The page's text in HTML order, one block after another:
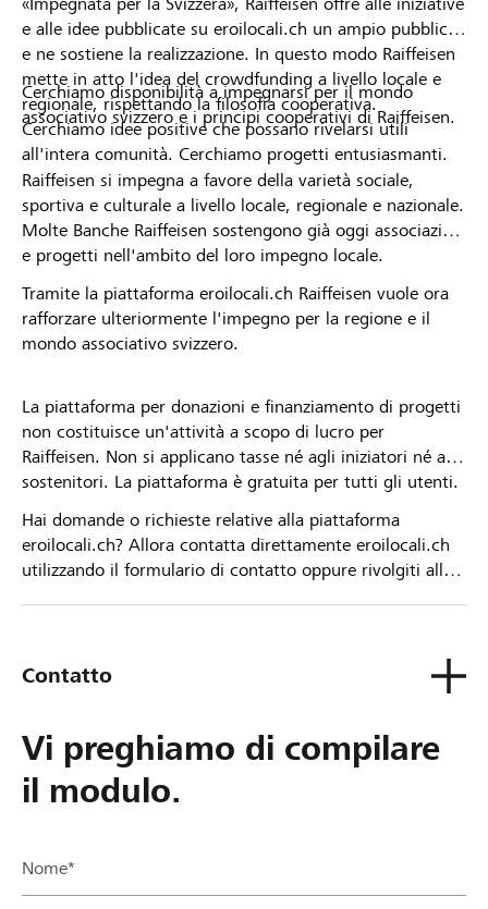
e alle idee pubblicate su eroilocali.ch un ampio pubblico
e ne sostiene la realizzazione. In questo modo Raiffeisen
mette in atto l'idea del crowdfunding a livello locale e
regionale, rispettando la filosofia cooperativa.
Cerchiamo idee positive che possano rivelarsi utili
all'intera comunità. Cerchiamo progetti entusiasmanti.
Cerchiamo disponibilità a impegnarsi per il mondo
associativo svizzero e i principi cooperativi di Raiffeisen.
Raiffeisen si impegna a favore della varietà sociale,
sportiva e culturale a livello locale, regionale e nazionale.
Molte Banche Raiffeisen sostengono già oggi associazioni
e progetti nell'ambito del loro impegno locale.
Tramite la piattaforma eroilocali.ch Raiffeisen vuole ora
rafforzare ulteriormente l'impegno per la regione e il
mondo associativo svizzero.
La piattaforma per donazioni e finanziamento di progetti
non costituisce un'attività a scopo di lucro per
Raiffeisen. Non si applicano tasse né agli iniziatori né ai
sostenitori. La piattaforma è gratuita per tutti gli utenti.
Hai domande o richieste relative alla piattaforma
eroilocali.ch? Allora contatta direttamente eroilocali.ch
utilizzando il formulario di contatto oppure rivolgiti alla
Contatto
Vi preghiamo di compilare
il modulo.
Nome*